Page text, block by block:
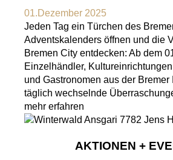
01.Dezember 2025
Jeden Tag ein Türchen des
Adventskalenders öffnen und die
Bremen City entdecken: Ab dem
Einzelhändler,
und Gastronomen aus der Bremer
täglich wechselnde
mehr erfahren
AKTIONEN +